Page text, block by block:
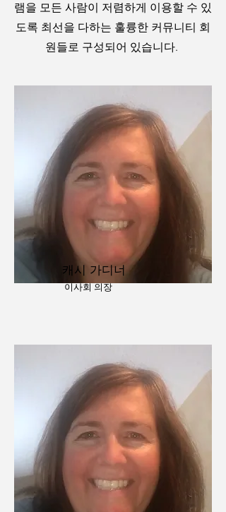
램을 모든 사람이 저렴하게 이용할 수 있
도록 최선을 다하는 훌륭한 커뮤니티 회
원들로 구성되어 있습니다.
캐시 가디너
이사회 의장